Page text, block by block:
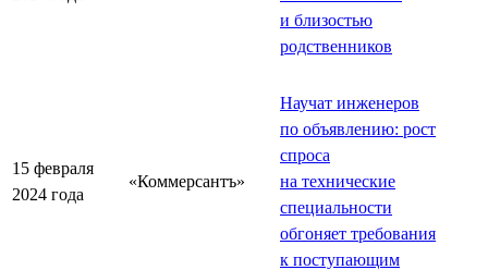
и близостью
родственников
15 февраля
2024 года
«Коммерсантъ»
Научат инженеров
по объявлению: рост
спроса
на технические
специальности
обгоняет требования
к поступающим